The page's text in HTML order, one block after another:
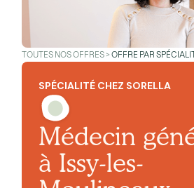
TOUTES NOS OFFRES >OFFRE PAR
SPÉCIALITÉ CHEZ SORELLA
Médecin
à Issy-les-